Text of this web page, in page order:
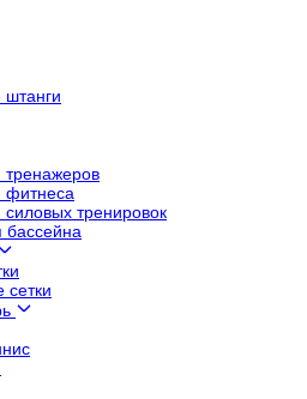
тренажеров
фитнеса
тренировок
бассейна
сетки